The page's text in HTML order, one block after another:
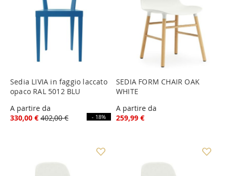
Sedia LIVIA in faggio laccato
opaco RAL 5012 BLU
A partire da
330,00 € 402,00 € - 18%
SEDIA FORM CHAIR OAK
WHITE
A partire da
259,99 €